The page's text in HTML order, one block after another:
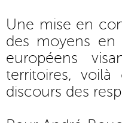
Une mise en
des moyens
européens
territoires,
discours des